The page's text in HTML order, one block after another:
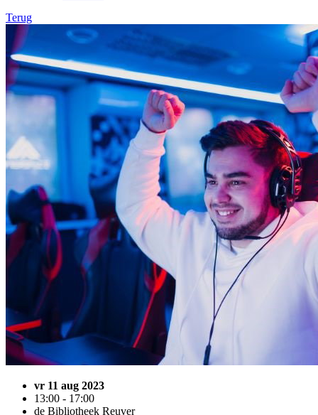
Terug
vr 11 aug 2023
13:00 - 17:00
de Bibliotheek Reuver